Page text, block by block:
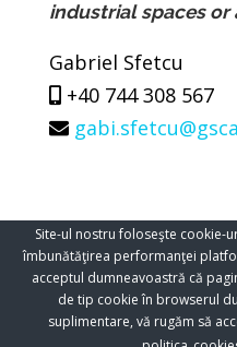
industrial spaces or
Gabriel Sfetcu
+40 744 308 567
Copyright ©
Site-ul nostru foloseşte cookie-
îmbunătăţirea performanţei
acceptul dumneavoastră că
de tip cookie în browserul
suplimentare, vă rugăm să